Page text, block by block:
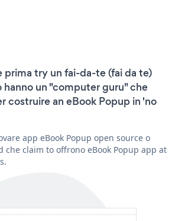
prima try un fai-da-te (fai da te)
hanno un "computer guru" che
costruire an eBook Popup in 'no
app eBook Popup open source o
che claim to offrono eBook Popup app at